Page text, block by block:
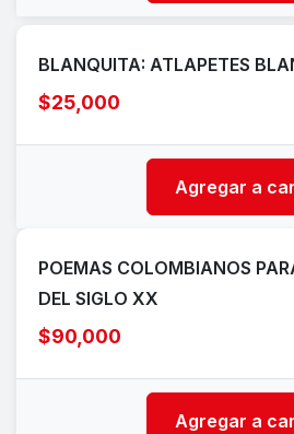
BLANQUITA: ATLAPETES
$25,000
Agregar a
POEMAS COLOMBIANOS
DEL SIGLO XX
$90,000
Agregar a